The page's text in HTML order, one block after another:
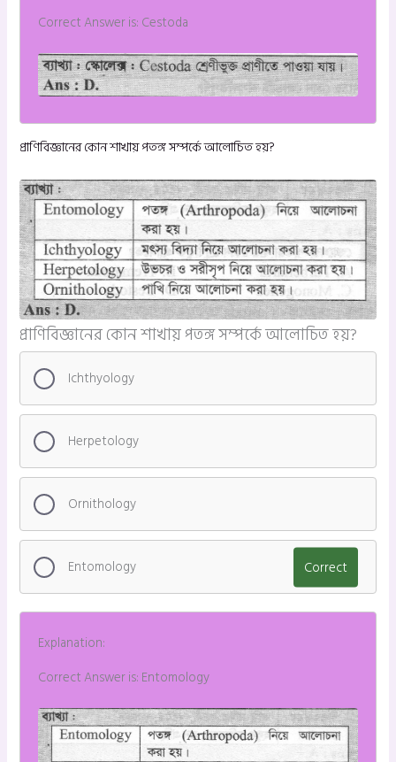
Correct Answer is: Cestoda
প্রাণিবিজ্ঞানের কোন শাখায় পতঙ্গ সম্পর্কে আলোচিত হয়?
প্রাণিবিজ্ঞানের কোন শাখায় পতঙ্গ সম্পর্কে আলোচিত হয়?
Ichthyology
Herpetology
Ornithology
Entomology Correct
Explanation:
Correct Answer is: Entomology